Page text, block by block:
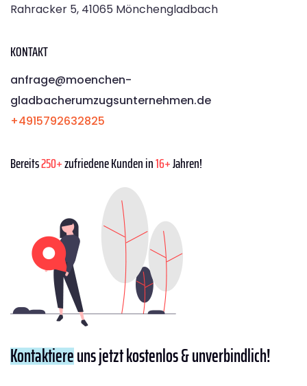
Rahracker 5, 41065 Mönchengladbach
KONTAKT
anfrage@moenchen­
gladbacherumzugsunternehmen.de
+4915792632825
Bereits250+zufriedene Kunden in16+Jahren!
Kontaktiereuns jetzt kostenlos & unverbindlich!